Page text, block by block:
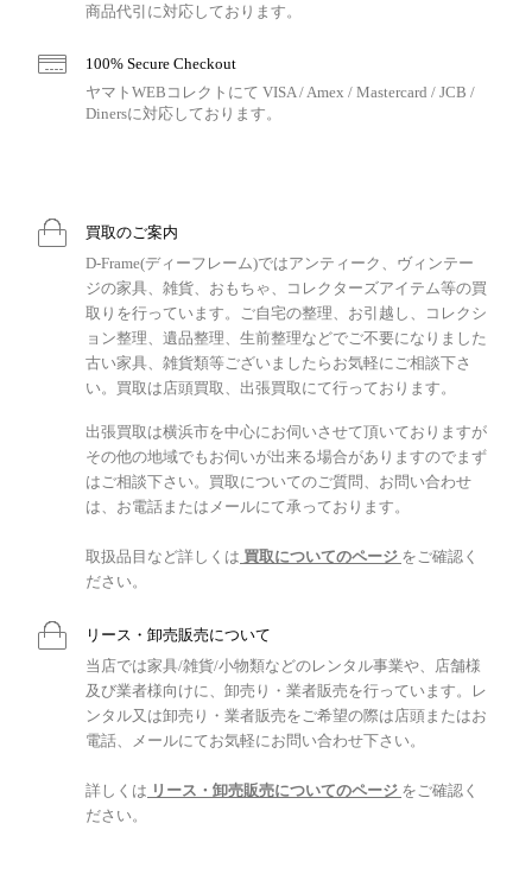
商品代引に対応しております。
100% Secure Checkout
ヤマトWEBコレクトにて VISA / Amex / Mastercard / JCB /
Dinersに対応しております。
買取のご案内
D-Frame(ディーフレーム)ではアンティーク、ヴィンテー
ジの家具、雑貨、おもちゃ、コレクターズアイテム等の買
取りを行っています。ご自宅の整理、お引越し、コレクシ
ョン整理、遺品整理、生前整理などでご不要になりました
古い家具、雑貨類等ございましたらお気軽にご相談下さ
い。買取は店頭買取、出張買取にて行っております。
出張買取は横浜市を中心にお伺いさせて頂いておりますが
その他の地域でもお伺いが出来る場合がありますのでまず
はご相談下さい。買取についてのご質問、お問い合わせ
は、お電話またはメールにて承っております。
取扱品目など詳しくは 買取についてのページ をご確認く
ださい。
リース・卸売販売について
当店では家具/雑貨/小物類などのレンタル事業や、店舗様
及び業者様向けに、卸売り・業者販売を行っています。レ
ンタル又は卸売り・業者販売をご希望の際は店頭またはお
電話、メールにてお気軽にお問い合わせ下さい。
詳しくは リース・卸売販売についてのページ をご確認く
ださい。